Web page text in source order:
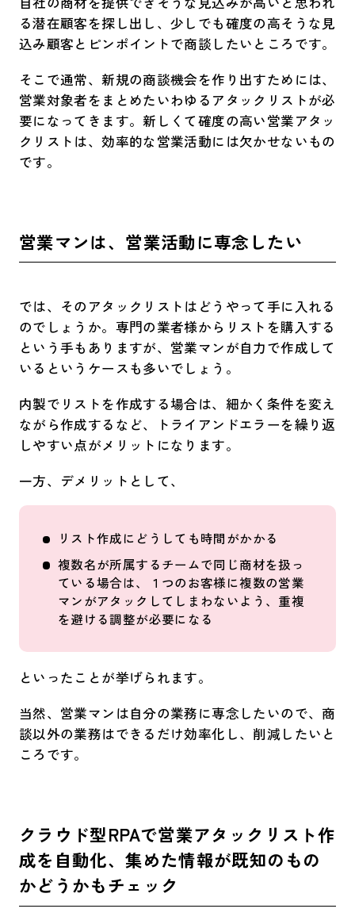
る潜在顧客を探し出し、少しでも確度の高そうな見
込み顧客とピンポイントで商談したいところです。
そこで通常、新規の商談機会を作り出すためには、
営業対象者をまとめたいわゆるアタックリストが必
要になってきます。新しくて確度の高い営業アタッ
クリストは、効率的な営業活動には欠かせないもの
です。
営業マンは、営業活動に専念したい
では、そのアタックリストはどうやって手に入れる
のでしょうか。専門の業者様からリストを購入する
という手もありますが、営業マンが自力で作成して
いるというケースも多いでしょう。
内製でリストを作成する場合は、細かく条件を変え
ながら作成するなど、トライアンドエラーを繰り返
しやすい点がメリットになります。
一方、デメリットとして、
リスト作成にどうしても時間がかかる
複数名が所属するチームで同じ商材を扱っ
ている場合は、１つのお客様に複数の営業
マンがアタックしてしまわないよう、重複
を避ける調整が必要になる
といったことが挙げられます。
当然、営業マンは自分の業務に専念したいので、商
談以外の業務はできるだけ効率化し、削減したいと
ころです。
クラウド型RPAで営業アタックリスト作
成を自動化、集めた情報が既知のもの
かどうかもチェック